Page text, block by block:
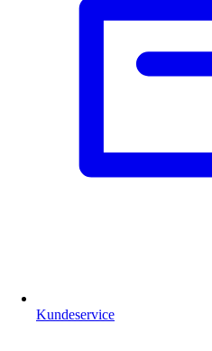
Kundeservice